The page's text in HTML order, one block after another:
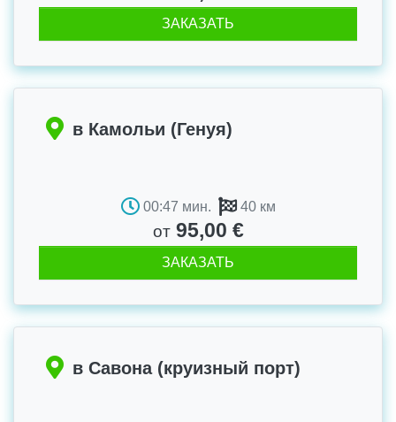
ЗАКАЗАТЬ
в Камольи (Генуя)
00:47 мин. 40 км
от 95,00 €
ЗАКАЗАТЬ
в Савона (круизный порт)